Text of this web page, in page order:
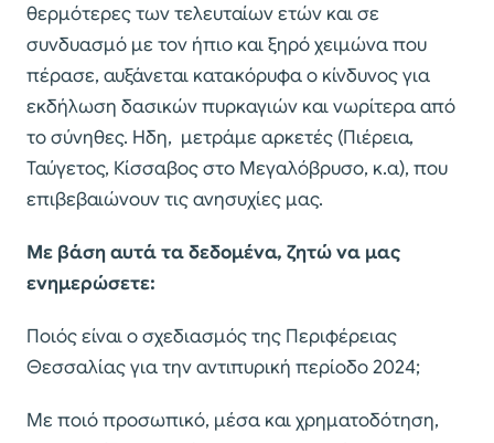
θερμότερες των τελευταίων ετών και σε
συνδυασμό με τον ήπιο και ξηρό χειμώνα που
πέρασε, αυξάνεται κατακόρυφα ο κίνδυνος για
εκδήλωση δασικών πυρκαγιών και νωρίτερα από
το σύνηθες. Ηδη, μετράμε αρκετές (Πιέρεια,
Ταύγετος, Κίσσαβος στο Μεγαλόβρυσο, κ.α), που
επιβεβαιώνουν τις ανησυχίες μας.
Με βάση αυτά τα δεδομένα, ζητώ να μας
ενημερώσετε:
Ποιός είναι ο σχεδιασμός της Περιφέρειας
Θεσσαλίας για την αντιπυρική περίοδο 2024;
Με ποιό προσωπικό, μέσα και χρηματοδότηση,